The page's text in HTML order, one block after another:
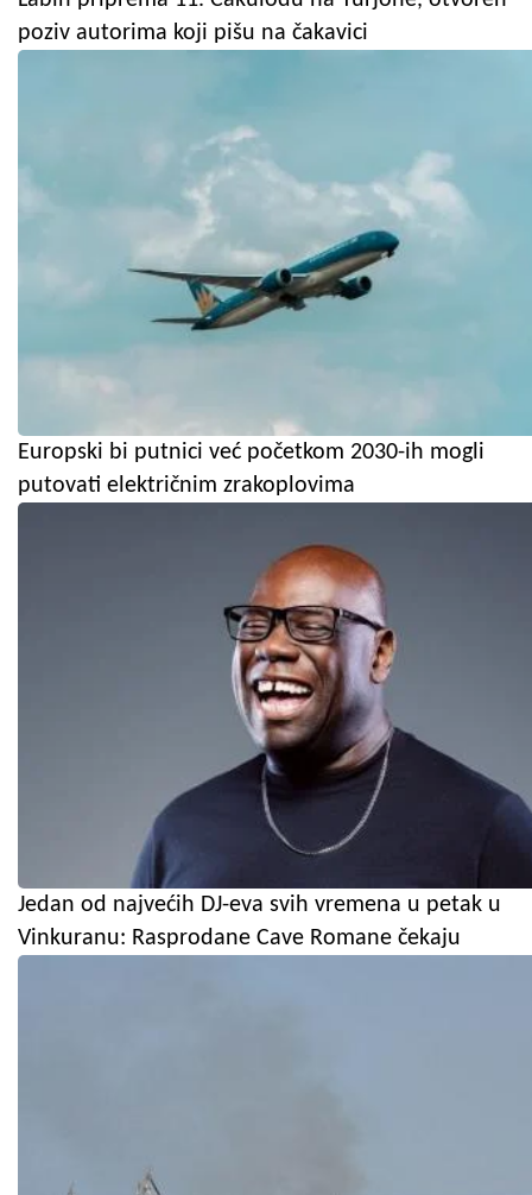
poziv autorima koji pišu na čakavici
Europski bi putnici već početkom 2030-ih mogli
putovati električnim zrakoplovima
Jedan od najvećih DJ-eva svih vremena u petak u
Vinkuranu: Rasprodane Cave Romane čekaju